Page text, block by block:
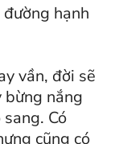
hạnh
vần, đời sẽ
bừng nắng
Có
cũng có